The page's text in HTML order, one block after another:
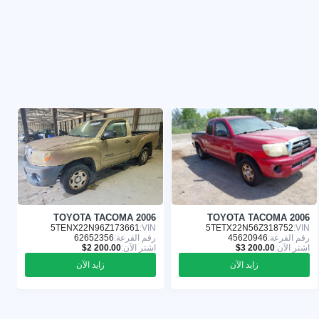
TOYOTA TACOMA 2006
VIN:
5TETX22N56Z318752
رقم القرعة:45620946
اشترِ الآن:
زايد الآن
TOYOTA TACOMA 2006
VIN:
5TENX22N96Z173661
رقم القرعة:62652356
اشترِ الآن:
زايد الآن